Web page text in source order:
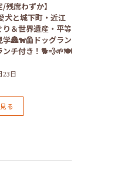
/残席わずか】
犬と城下町・近江
り＆世界遺産・平等
学🏯🐕‍🦺ドッグラン
ンチ付き！🐕💨🌱🍽️
23日
る